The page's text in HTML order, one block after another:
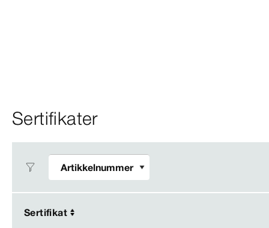
Sertifikater
Sertifikat
Sertifikat